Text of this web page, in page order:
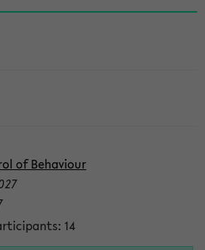
of Behaviour
14